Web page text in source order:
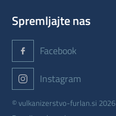
Spremljajte nas
Facebook
Instagram
© vulkanizerstvo-furlan.si 2026